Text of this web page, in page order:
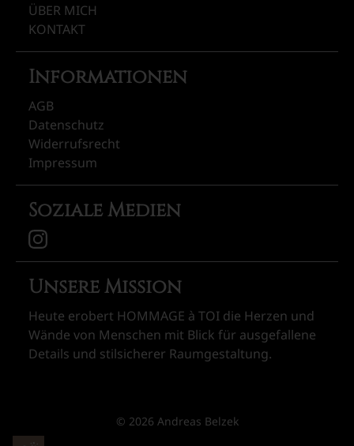
ÜBER MICH
KONTAKT
Informationen
AGB
Datenschutz
Widerrufsrecht
Impressum
Soziale Medien
Unsere Mission
Heute erobert HOMMAGE à TOI die Herzen und
Wände von Menschen mit Blick für ausgefallene
Details und stilsicherer Raumgestaltung.
© 2026 Andreas Belzek